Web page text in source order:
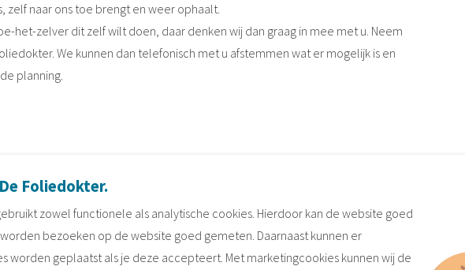
zelf naar ons toe brengt en weer ophaalt.
het-zelver dit zelf wilt doen, daar denken wij dan graag in mee met u. Neem
We kunnen dan telefonisch met u afstemmen wat er mogelijk is en
planning.
klant, niet zo handig? Of bent u misschien best handig en staat u wel te
geen zin of tijd om zelf aan de slag te gaan met uw keuken en daarbij
enkel probleem.
Foliedokter.
zowel functionele als analytische cookies. Hierdoor kan de website goed
bezoeken op de website goed gemeten. Daarnaast kunnen er
worden geplaatst als je deze accepteert. Met marketingcookies kunnen wij de